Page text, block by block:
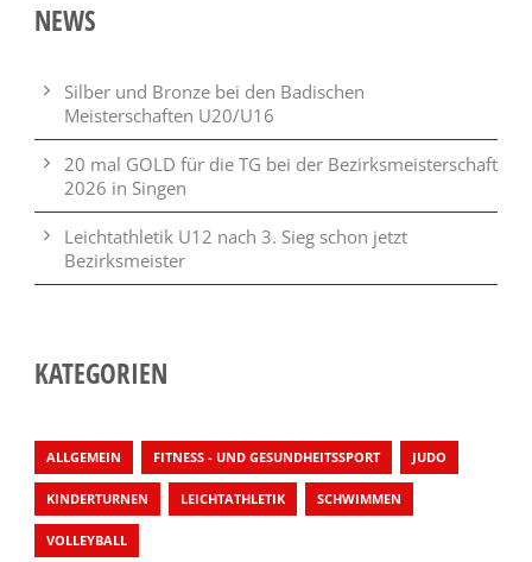
NEWS
Silber und Bronze bei den Badischen
Meisterschaften U20/U16
20 mal GOLD für die TG bei der Bezirksmeisterschaft
2026 in Singen
Leichtathletik U12 nach 3. Sieg schon jetzt
Bezirksmeister
KATEGORIEN
ALLGEMEIN FITNESS - UND GESUNDHEITSSPORT JUDO
KINDERTURNEN LEICHTATHLETIK SCHWIMMEN
VOLLEYBALL